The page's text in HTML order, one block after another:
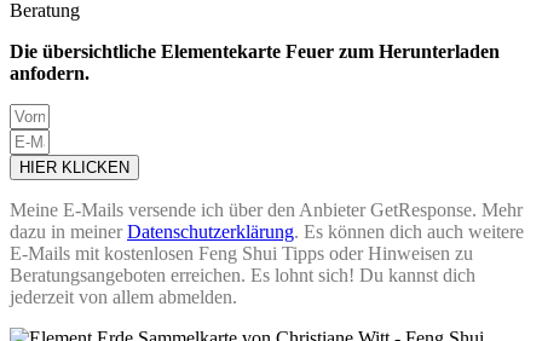
Die übersichtliche Elementekarte Feuer zum Herunterladen
anfodern.
HIER KLICKEN
Meine E-Mails versende ich über den Anbieter GetResponse. Mehr
dazu in meinerDatenschutzerklärung. Es können dich auch weitere
E-Mails mit kostenlosen Feng Shui Tipps oder Hinweisen zu
Beratungsangeboten erreichen. Es lohnt sich! Du kannst dich
jederzeit von allem abmelden.